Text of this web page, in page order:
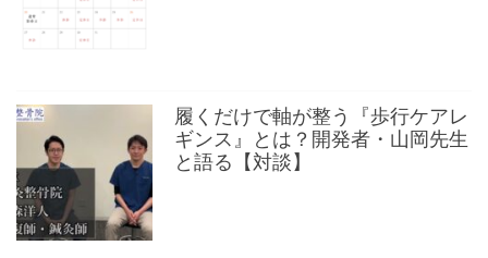
履くだけで軸が整う『歩行ケアレ
ギンス』とは？開発者・山岡先生
と語る【対談】